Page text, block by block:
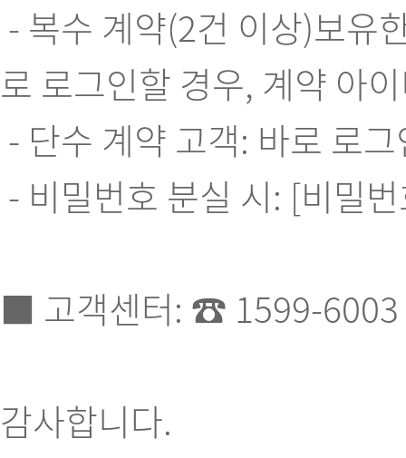
- 복수 계약(2건 이상)보유
로 로그인할 경우, 계약 아
- 단수 계약 고객: 바로 로
- 비밀번호 분실 시: [비밀
■ 고객센터: ☎ 1599-6003
감사합니다.